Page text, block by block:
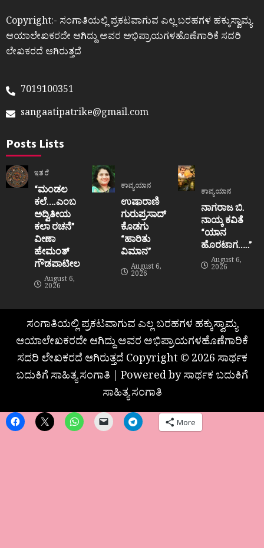
Copyright:- ಸಂಗಾತಿಯಲ್ಲಿ ಪ್ರಕಟವಾಗುವ ಎಲ್ಲ ಬರಹಗಳ ಹಕ್ಕುಸ್ವಾಮ್ಯ
ಆಯಾಲೇಖಕರದೇ ಆಗಿದ್ದು ಅವರ ಅಭಿಪ್ರಾಯಗಳಹೊಣೆಗಾರಿಕೆ ಸದರಿ
ಲೇಖಕರದೆ ಆಗಿರುತ್ತದೆ
7019100351
sangaatipatrike@gmail.com
Posts Lists
ಇತರೆ
“ಮಂಡಲ
ಕಲೆ….ಎಂಬ
ಅದ್ವಿತೀಯ
ಕಲಾ ರಚನೆ”‌
ವೀಣಾ
ಹೇಮಂತ್‌
ಗೌಡಪಾಟೀಲ
August 6,
2026
ಕಾವ್ಯಯಾನ
ಉಷಾರಾಣಿ
ಗುರುಪ್ರಸಾದ್
ಕೊಡಗು
“ಹಾರಿತು
ವಿಮಾನ”
August 6,
2026
ಕಾವ್ಯಯಾನ
ನಾಗರಾಜ ಬಿ.
ನಾಯ್ಕ ಕವಿತೆ
“ಯಾನ
ಹೊರಟಾಗ…..”
August 6,
2026
ಸಂಗಾತಿಯಲ್ಲಿ ಪ್ರಕಟವಾಗುವ ಎಲ್ಲ ಬರಹಗಳ ಹಕ್ಕುಸ್ವಾಮ್ಯ
ಆಯಾಲೇಖಕರದೇ ಆಗಿದ್ದು ಅವರ ಅಭಿಪ್ರಾಯಗಳಹೊಣೆಗಾರಿಕೆ
ಸದರಿ ಲೇಖಕರದೆ ಆಗಿರುತ್ತದೆ Copyright © 2026 ಸಾರ್ಥಕ
ಬದುಕಿಗೆ ಸಾಹಿತ್ಯ ಸಂಗಾತಿ | Powered by ಸಾರ್ಥಕ ಬದುಕಿಗೆ
ಸಾಹಿತ್ಯ ಸಂಗಾತಿ
More